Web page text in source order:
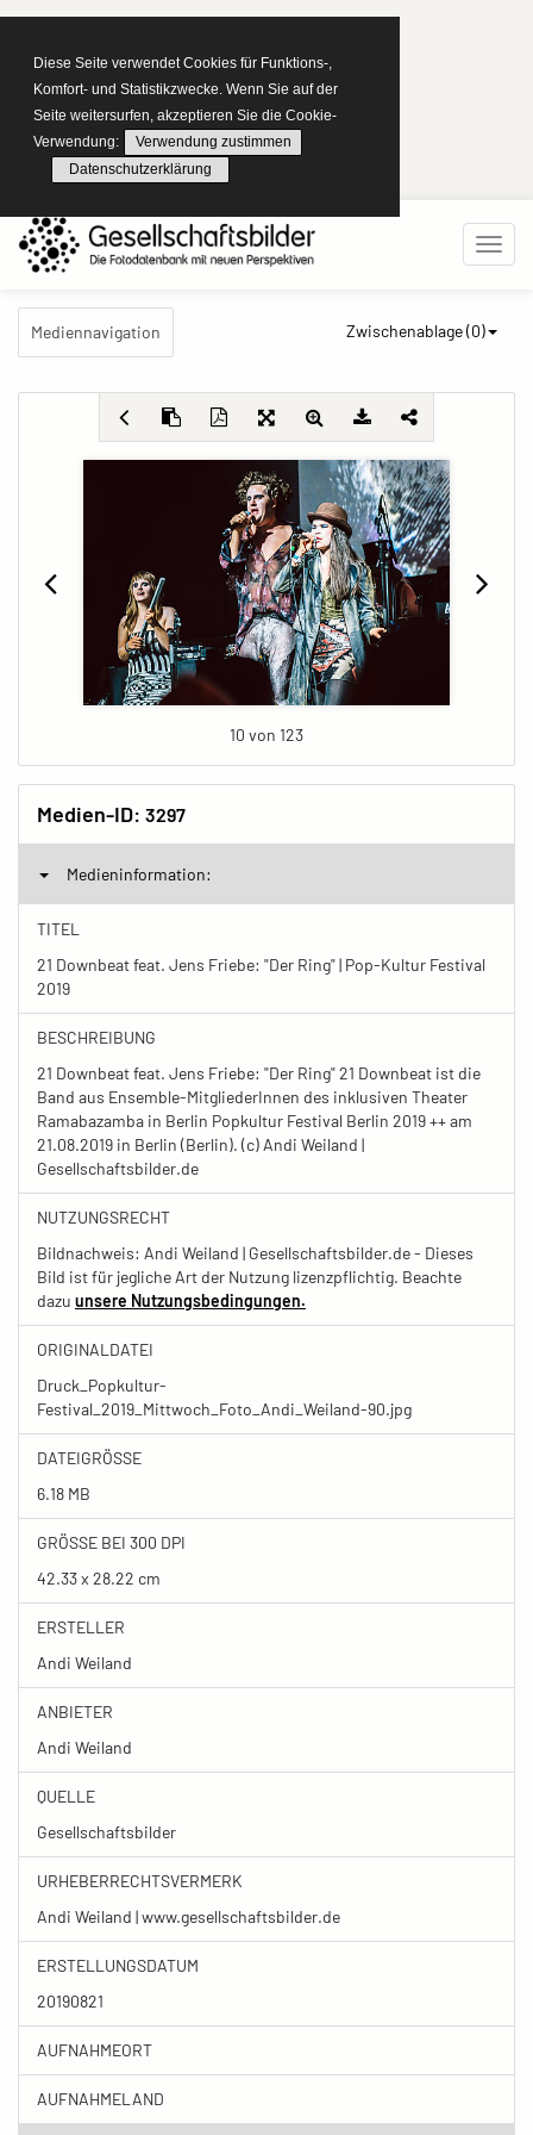
Diese Seite verwendet Cookies für Funktions-,
Komfort- und Statistikzwecke. Wenn Sie auf der
Seite weitersurfen, akzeptieren Sie die Cookie-
Verwendung:
Verwendung zustimmen
Datenschutzerklärung
Mediennavigation Zwischenablage (0)
10 von 123
Medien-ID: 3297
Medieninformation:
TITEL
21 Downbeat feat. Jens Friebe: "Der Ring" | Pop-Kultur Festival
2019
BESCHREIBUNG
21 Downbeat feat. Jens Friebe: "Der Ring" 21 Downbeat ist die
Band aus Ensemble-MitgliederInnen des inklusiven Theater
Ramabazamba in Berlin Popkultur Festival Berlin 2019 ++ am
21.08.2019 in Berlin (Berlin). (c) Andi Weiland |
Gesellschaftsbilder.de
NUTZUNGSRECHT
Bildnachweis: Andi Weiland | Gesellschaftsbilder.de - Dieses
Bild ist für jegliche Art der Nutzung lizenzpflichtig. Beachte
dazu unsere Nutzungsbedingungen.
ORIGINALDATEI
Druck_Popkultur-
Festival_2019_Mittwoch_Foto_Andi_Weiland-90.jpg
DATEIGRÖSSE
6.18 MB
GRÖSSE BEI 300 DPI
42.33 x 28.22 cm
ERSTELLER
Andi Weiland
ANBIETER
Andi Weiland
QUELLE
Gesellschaftsbilder
URHEBERRECHTSVERMERK
Andi Weiland | www.gesellschaftsbilder.de
ERSTELLUNGSDATUM
20190821
AUFNAHMEORT
AUFNAHMELAND